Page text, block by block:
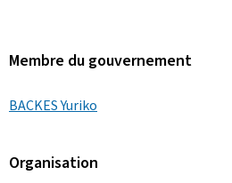
Membre du gouvernement
BACKES Yuriko
Organisation